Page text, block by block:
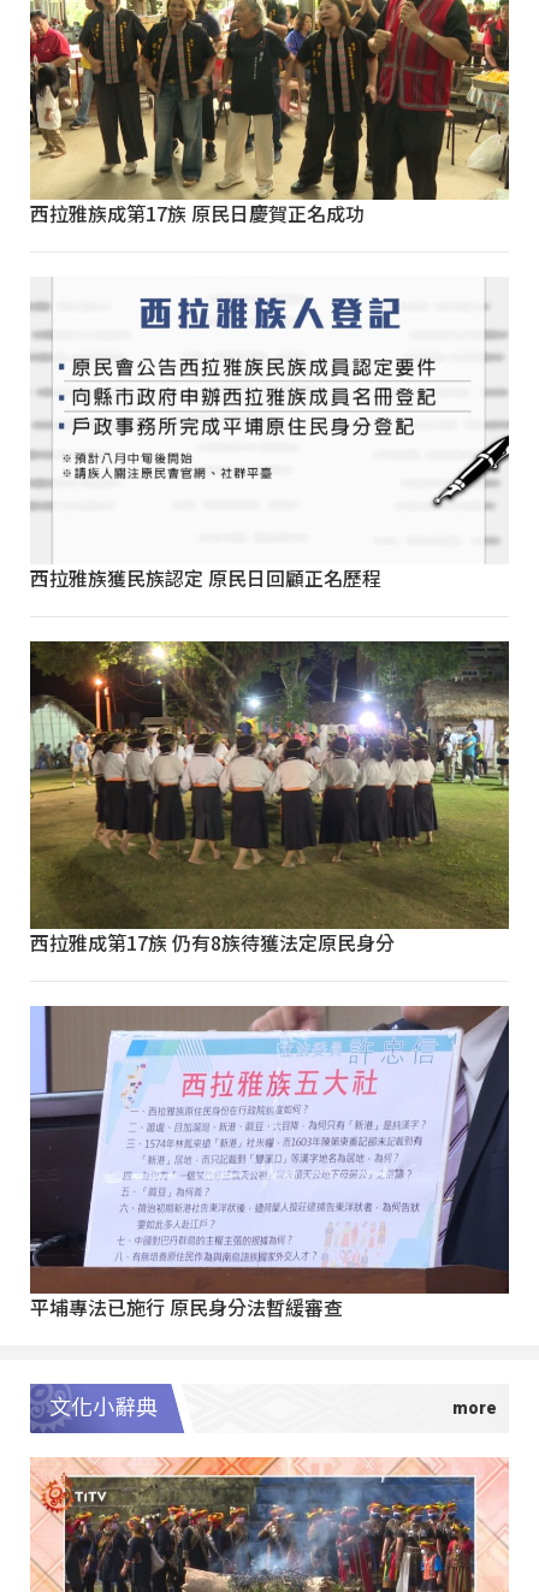
西拉雅族成第17族 原民日慶賀正名成功
西拉雅族獲民族認定 原民日回顧正名歷程
西拉雅成第17族 仍有8族待獲法定原民身分
平埔專法已施行 原民身分法暫緩審查
文化小辭典